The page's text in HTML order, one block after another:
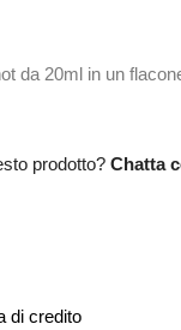
da 20ml in un
prodotto? Chatta
di credito